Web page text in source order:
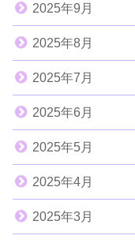
2025年9月
2025年8月
2025年7月
2025年6月
2025年5月
2025年4月
2025年3月